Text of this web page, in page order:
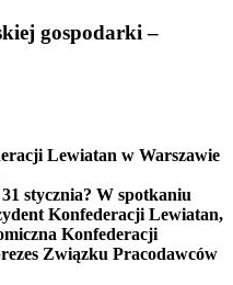
gospodarki –
Lewiatan w Warszawie
stycznia? W spotkaniu
Konfederacji Lewiatan,
Konfederacji
Związku Pracodawców